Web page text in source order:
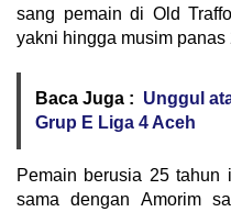
sang pemain di Old
yakni hingga musim panas
Baca Juga : Unggul
Grup E Liga 4 Aceh
​Pemain berusia 25 tahun
sama dengan Amorim